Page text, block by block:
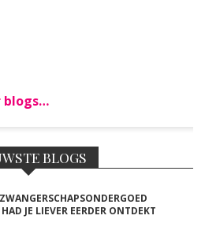
blogs…
BLOGS
JE LIEVER EERDER ONTDEKT